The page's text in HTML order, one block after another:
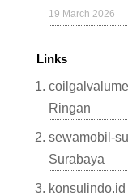
19 March 2026
Links
Ringan
sewamobil-
Surabaya